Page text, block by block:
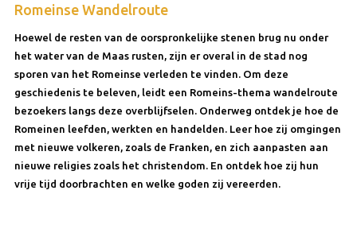
Romeinse Wandelroute
Hoewel de resten van de oorspronkelijke stenen brug nu onder
het water van de Maas rusten, zijn er overal in de stad nog
sporen van het Romeinse verleden te vinden. Om deze
geschiedenis te beleven, leidt een Romeins-thema wandelroute
bezoekers langs deze overblijfselen. Onderweg ontdek je hoe de
Romeinen leefden, werkten en handelden. Leer hoe zij omgingen
met nieuwe volkeren, zoals de Franken, en zich aanpasten aan
nieuwe religies zoals het christendom. En ontdek hoe zij hun
vrije tijd doorbrachten en welke goden zij vereerden.